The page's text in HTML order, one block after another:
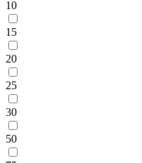
10
15
20
25
30
50